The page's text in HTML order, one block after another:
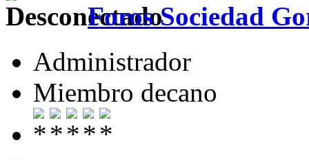
Foros Sociedad
Administrador
Miembro decano